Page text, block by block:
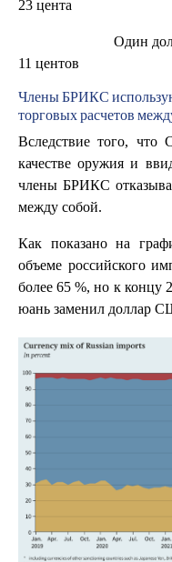
23 цента
Один доллар
11 центов
Члены БРИКС
торговых расчетов
Вследствие того,
качестве оружия и
члены БРИКС
между собой.
Как показано на
объеме российского
более 65 %, но к концу
юань заменил доллар